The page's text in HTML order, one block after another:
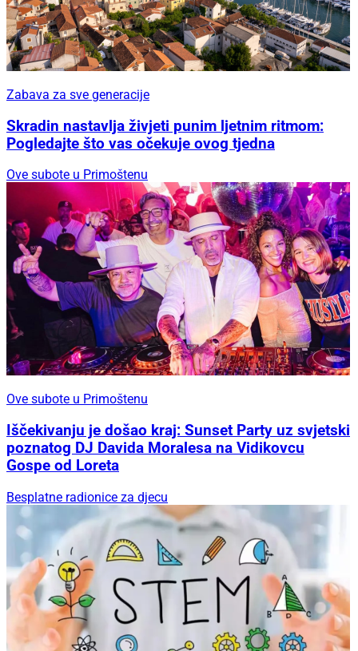
Zabava za sve generacije
Skradin nastavlja živjeti punim ljetnim ritmom:
Pogledajte što vas očekuje ovog tjedna
Ove subote u Primoštenu
Ove subote u Primoštenu
Iščekivanju je došao kraj: Sunset Party uz svjetski
poznatog DJ Davida Moralesa na Vidikovcu
Gospe od Loreta
Besplatne radionice za djecu